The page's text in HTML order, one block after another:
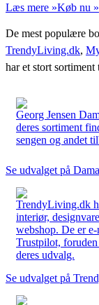
Læs mere »Køb nu »
De mest populære
TrendyLiving.dk,
har et stort sortiment
Georg Jensen
deres sortiment
sengen og andet
Se udvalget på
TrendyLiving.dk
interiør,
webshop. De er
Trustpilot,
deres udvalg.
Se udvalget på